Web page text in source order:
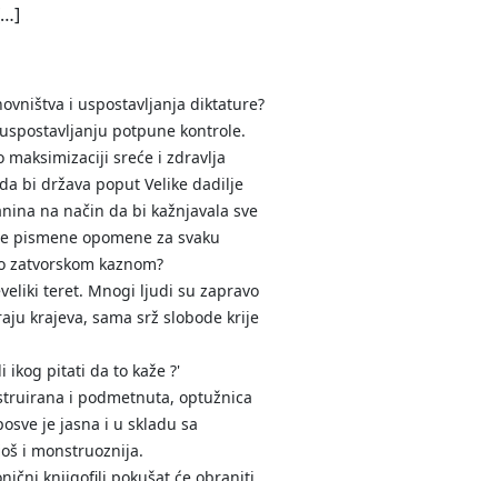
i uspostavljanja diktature?
potpune kontrole.
maksimizaciji sreće i zdravlja
bi država poput Velike dadilje
na način da bi kažnjavala sve
pismene opomene za svaku
kaznom?
teret. Mnogi ljudi su zapravo
krajeva, sama srž slobode krije
ikog pitati da to kaže ?'
i podmetnuta, optužnica
je jasna i u skladu sa
i monstruoznija.